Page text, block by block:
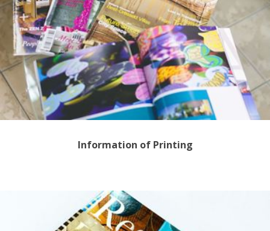
Information of Printing